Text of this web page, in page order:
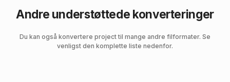
Andre understøttede konverteringer
Du kan også konvertere project til mange andre filformater. Se
venligst den komplette liste nedenfor.